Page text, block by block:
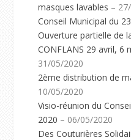
masques lavables –
Conseil Municipal du
Ouverture partielle de
CONFLANS 29 avril, 6
31/05/2020
2ème distribution de
10/05/2020
Visio-réunion du
2020 – 06/05/2020
Des Couturières